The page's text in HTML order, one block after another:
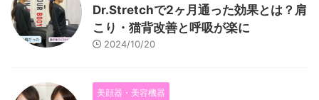
Dr.Stretchで2ヶ月通った効果とは？肩
こり・猫背改善と呼吸が楽に
2024/10/20
美顔器・美容機器